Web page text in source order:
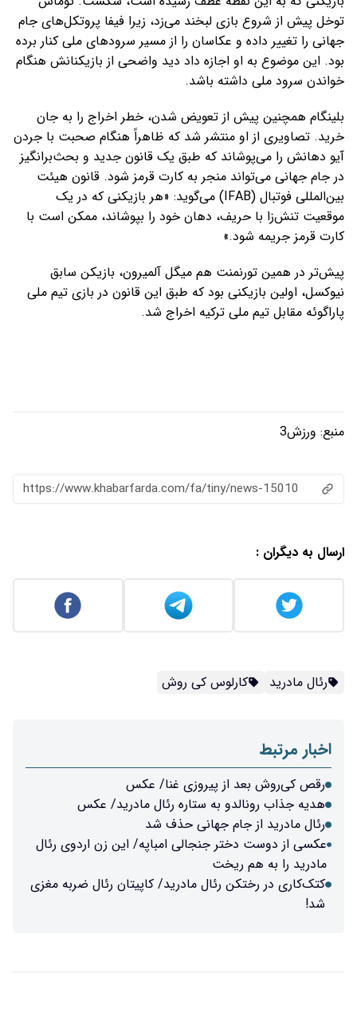
توخل پیش از شروع بازی لبخند می‌زد، زیرا فیفا پروتکل‌های جام
جهانی را تغییر داده و عکاسان را از مسیر سرودهای ملی کنار برده
بود. این موضوع به او اجازه داد دید واضحی از بازیکنانش هنگام
خواندن سرود ملی داشته باشد.
بلینگام همچنین پیش از تعویض شدن، خطر اخراج را به جان
خرید. تصاویری از او منتشر شد که ظاهراً هنگام صحبت با جردن
آیو دهانش را می‌پوشاند که طبق یک قانون جدید و بحث‌برانگیز
در جام جهانی می‌تواند منجر به کارت قرمز شود. قانون هیئت
بین‌المللی فوتبال (IFAB) می‌گوید: «هر بازیکنی که در یک
موقعیت تنش‌زا با حریف، دهان خود را بپوشاند، ممکن است با
کارت قرمز جریمه شود.»
پیش‌تر در همین تورنمنت هم میگل آلمیرون، بازیکن سابق
نیوکسل، اولین بازیکنی بود که طبق این قانون در بازی تیم ملی
پاراگوئه مقابل تیم ملی ترکیه اخراج شد.
منبع: ورزش3
https://www.khabarfarda.com/fa/tiny/news-15010
ارسال به دیگران :
رئال مادرید کارلوس کی روش
اخبار مرتبط
رقص کی‌روش بعد از پیروزی غنا/ عکس
هدیه جذاب رونالدو به ستاره رئال مادرید/ عکس
رئال مادرید از جام جهانی حذف شد
عکسی از دوست دختر جنجالی امباپه/ این زن اردوی رئال
مادرید را به هم ریخت
کتک‌کاری در رختکن رئال مادرید/ کاپیتان رئال ضربه مغزی
شد!